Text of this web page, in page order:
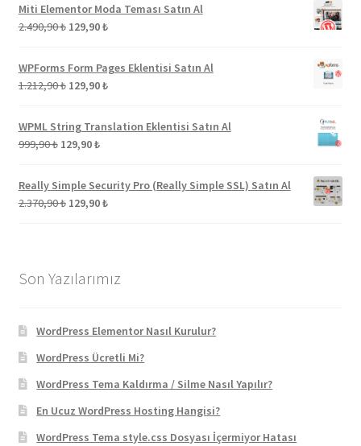
Miti Elementor Moda Teması Satın Al
2.490,90₺ Orijinal
2.490,90 ₺.
129,90₺Şu
fiyat:
129,90 ₺.
WPForms Form Pages Eklentisi Satın Al
1.212,90₺ Orijinal
1.212,90 ₺.
129,90₺Şu
fiyat:
WPML String Translation Eklentisi Satın Al
999,90₺ Orijinal
999,90 ₺.
129,90₺Şu
fiyat:
129,90 ₺.
Really Simple Security Pro (Really Simple SSL) Satın Al
2.370,90₺ Orijinal
129,90₺Şu
Son Yazılarımız
WordPress Elementor Nasıl Kurulur?
WordPress Ücretli Mi?
WordPress Tema Kaldırma / Silme Nasıl Yapılır?
En Ucuz WordPress Hosting Hangisi?
WordPress Tema style.css Dosyası İçermiyor Hatası